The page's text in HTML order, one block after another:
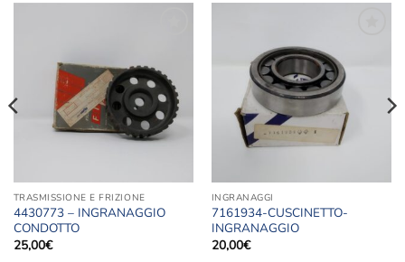
dei
desideri
TRASMISSIONE E FRIZIONE
4430773 – INGRANAGGIO
CONDOTTO
25,00€
alla lista
desideri
INGRANAGGI
7161934-CUSCINETTO-
INGRANAGGIO
20,00€